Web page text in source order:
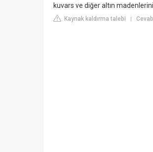
kuvars ve diğer altın
Kaynak kaldırma talebi |